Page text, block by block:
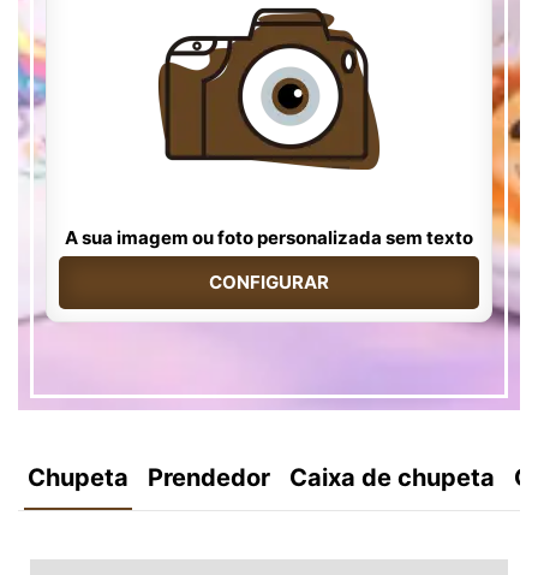
A sua imagem ou foto personalizada sem texto
CONFIGURAR
Chupeta Prendedor Caixa de chupeta